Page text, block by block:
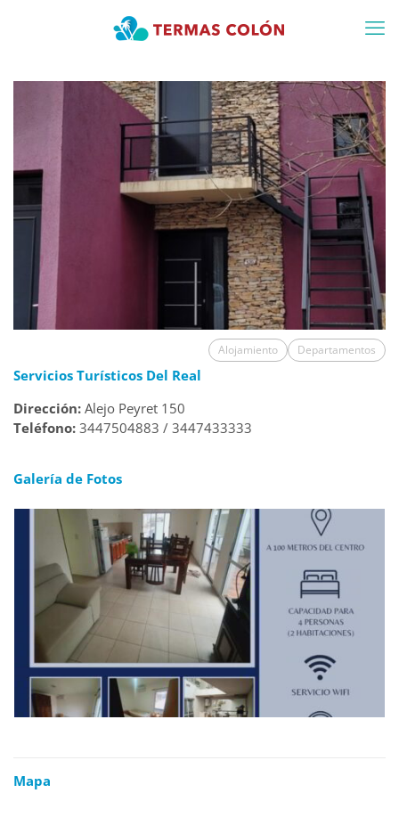
Alojamiento Departamentos
Servicios Turísticos Del Real
Dirección: Alejo Peyret 150
Teléfono: 3447504883 / 3447433333
Galería de Fotos
Mapa